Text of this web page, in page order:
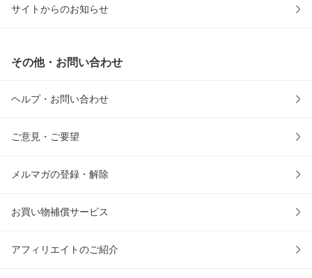
サイトからのお知らせ
その他・お問い合わせ
ヘルプ・お問い合わせ
ご意見・ご要望
メルマガの登録・解除
お買い物補償サービス
アフィリエイトのご紹介